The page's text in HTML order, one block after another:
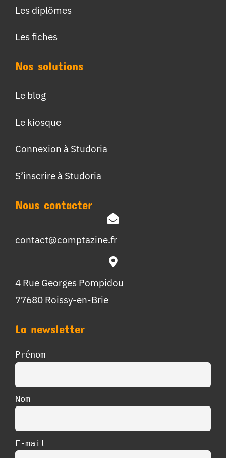
Les diplômes
Les fiches
Nos solutions
Le blog
Le kiosque
Connexion à Studoria
S’inscrire à Studoria
Nous contacter
contact@comptazine.fr
4 Rue Georges Pompidou
77680 Roissy-en-Brie
La newsletter
Prénom
Nom
E-mail